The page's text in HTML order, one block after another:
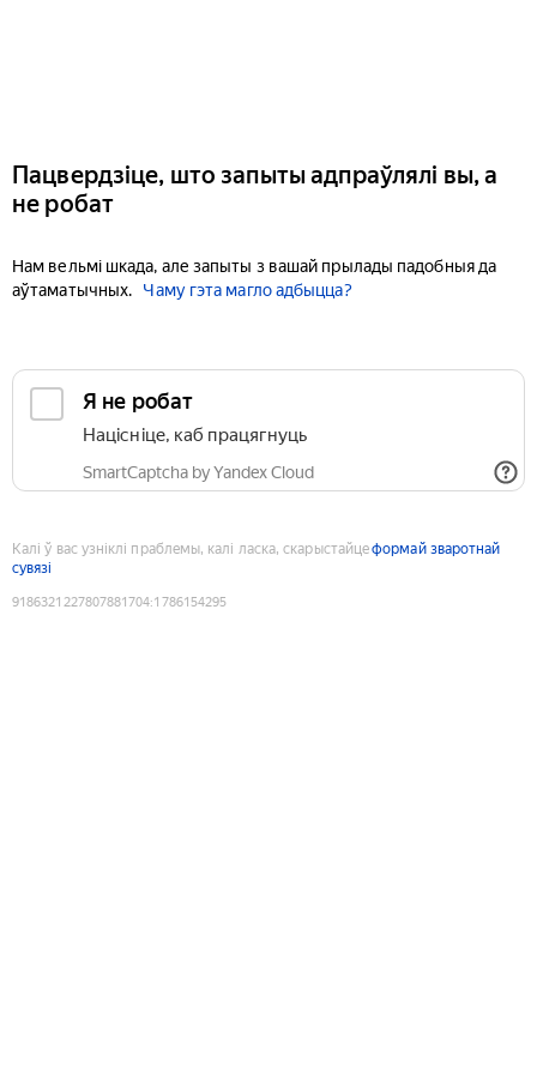
Пацвердзіце, што запыты адпраўлялі вы, а
не робат
Нам вельмі шкада, але запыты з вашай прылады падобныя да
аўтаматычных.
Чаму гэта магло адбыцца?
Я не робат
Націсніце, каб працягнуць
SmartCaptcha by Yandex Cloud
Калі ў вас узніклі праблемы, калі ласка, скарыстайцеформай зваротнай
сувязі
9186321227807881704:1786154295